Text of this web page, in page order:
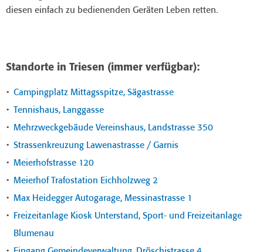
diesen einfach zu bedienenden Geräten Leben retten.
Standorte in Triesen (immer verfügbar):
Campingplatz Mittagsspitze, Sägastrasse
Tennishaus, Langgasse
Mehrzweckgebäude Vereinshaus, Landstrasse 350
Strassenkreuzung Lawenastrasse / Garnis
Meierhofstrasse 120
Meierhof Trafostation Eichholzweg 2
Max Heidegger Autogarage, Messinastrasse 1
Freizeitanlage Kiosk Unterstand, Sport- und Freizeitanlage
Blumenau